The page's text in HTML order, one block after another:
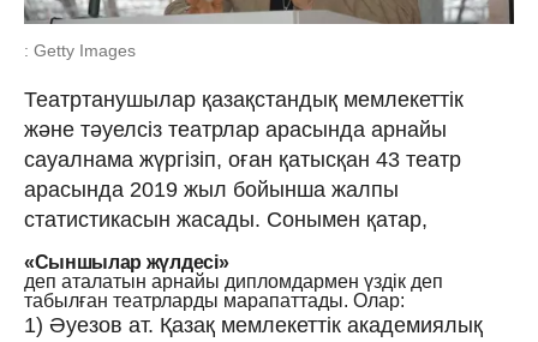
: Getty Images
Театртанушылар қазақстандық мемлекеттік
және тәуелсіз театрлар арасында арнайы
сауалнама жүргізіп, оған қатысқан 43 театр
арасында 2019 жыл бойынша жалпы
статистикасын жасады. Сонымен қатар,
«Сыншылар жүлдесі»
деп аталатын арнайы дипломдармен үздік деп
табылған театрларды марапаттады. Олар:
1) Әуезов ат. Қазақ мемлекеттік академиялық